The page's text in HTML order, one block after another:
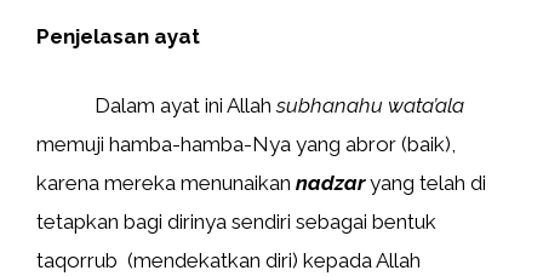
Penjelasan ayat
Dalam ayat ini Allahsubhanahu wata’ala
memuji hamba-hamba-Nya yang abror (baik),
karena mereka menunaikan nadzaryang telah di
tetapkan bagi dirinya sendiri sebagai bentuk
taqorrub (mendekatkan diri) kepada Allah